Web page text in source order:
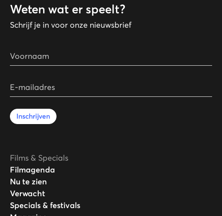
Weten wat er speelt?
Schrijf je in voor onze nieuwsbrief
Voornaam
E-mailadres
Inschrijven
Films & Specials
Filmagenda
Nu te zien
Verwacht
Specials & festivals